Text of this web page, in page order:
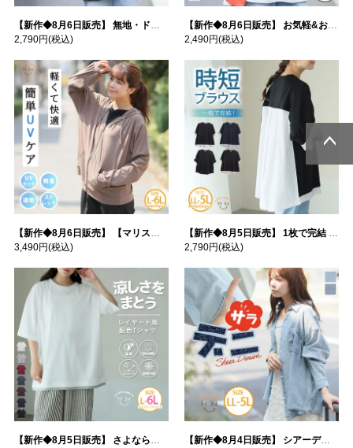
【新作◆8月6日販売】 無地・ドット柄から選べる 忍ばせ 活躍 シアー カーデ | 大きいサイズの通販ならハッピーマリリン
2,790円(税込)
【新作◆8月6日販売】 お気軽&お手軽 選べるデザイン 接触冷感 レイヤード風 コットン トップス | 大きいサイズの通販ならハッピーマリリン
2,490円(税込)
【新作◆8月6日販売】 【マリスポーツ】 運動初心者さんのための フード付き パーカー | 大きいサイズの通販ならハッピーマリリン
3,490円(税込)
【新作◆8月5日販売】 1枚で完結 袖口＆バック フハク使い トップス | 大きいサイズの通販ならハッピーマリリン
2,790円(税込)
【新作◆8月5日販売】 さよなら猛暑 涼しさを着る 遮熱 接触冷感 吸水・速乾 五分袖 コンフォートメッシュ 配色レイヤード 風ゆる Tシャツ | 大きいサイズの通販ならハッピーマリリン
【新作◆8月4日販売】 シアーデニムで お洒落に肌隠し | 大きいサイズの通販ならハッピーマリリン
ページトッ
プへ
ページトッ
プへ